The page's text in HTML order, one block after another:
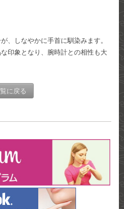
、しなやかに手首に馴染みます。
印象となり、腕時計との相性も大
に戻る